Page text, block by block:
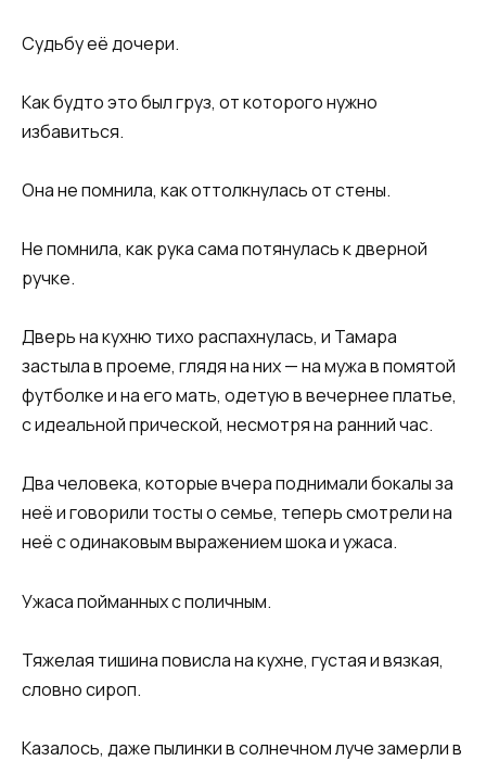
Судьбу её дочери.
Как будто это был груз, от которого нужно
избавиться.
Она не помнила, как оттолкнулась от стены.
Не помнила, как рука сама потянулась к дверной
ручке.
Дверь на кухню тихо распахнулась, и Тамара
застыла в проеме, глядя на них — на мужа в помятой
футболке и на его мать, одетую в вечернее платье,
с идеальной прической, несмотря на ранний час.
Два человека, которые вчера поднимали бокалы за
неё и говорили тосты о семье, теперь смотрели на
неё с одинаковым выражением шока и ужаса.
Ужаса пойманных с поличным.
Тяжелая тишина повисла на кухне, густая и вязкая,
словно сироп.
Казалось, даже пылинки в солнечном луче замерли в